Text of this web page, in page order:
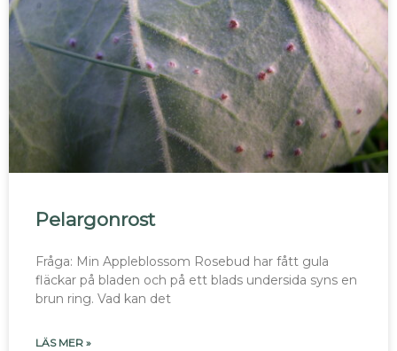
Pelargonrost
Fråga: Min Appleblossom Rosebud har fått gula
fläckar på bladen och på ett blads undersida syns en
brun ring. Vad kan det
LÄS MER »